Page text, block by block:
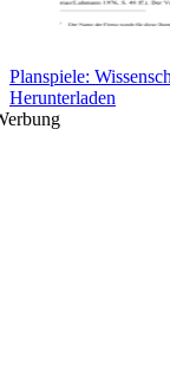
Planspiele:
Herunterladen